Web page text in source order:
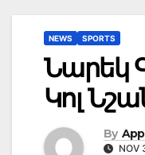
NEWS SPORTS
Նարեկ
Կոլ
By
NOV